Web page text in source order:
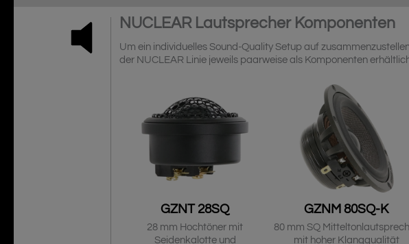
NUCLEAR Lautsprecher Komponenten
Um ein individuelles Sound-Quality Setup auf
der NUCLEAR Linie jeweils paarweise als Komponenten
GZNT 28SQ
28 mm Hochtöner mit
Seidenkalotte und
GZNM 80SQ-K
80 mm SQ
mit hoher Klangqualität